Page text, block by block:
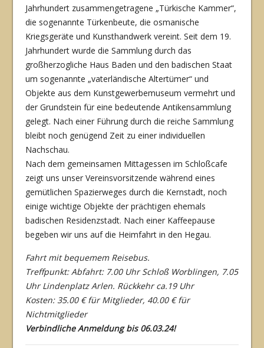
Jahrhundert zusammengetragene „Türkische Kam­mer“,
die sogenannte Türkenbeute, die osmanische
Kriegsgeräte und Kunsthandwerk ver­eint. Seit dem 19.
Jahrhundert wurde die Sammlung durch das
großherzogliche Haus Baden und den badischen Staat
um sogenannte „vaterländische Altertümer“ und
Objekte aus dem Kunstgewerbemuseum vermehrt und
der Grundstein für eine bedeutende Antikensamm­lung
gelegt. Nach einer Führung durch die reiche Sammlung
bleibt noch genügend Zeit zu einer individuellen
Nachschau.
Nach dem gemeinsamen Mittagessen im Schloßcafe
zeigt uns unser Vereinsvorsitzende während eines
gemütlichen Spazierweges durch die Kernstadt, noch
einige wichtige Objek­te der prächtigen ehemals
badischen Residenzstadt. Nach einer Kaffeepause
begeben wir uns auf die Heimfahrt in den Hegau.
Fahrt mit bequemem Reisebus.
Treffpunkt: Abfahrt: 7.00 Uhr Schloß Worblingen, 7.05
Uhr Lindenplatz Arlen. Rückkehr ca.19 Uhr
Kosten: 35.00 € für Mitglieder, 40.00 € für
Nichtmitglieder
Verbindliche Anmeldung bis 06.03.24!